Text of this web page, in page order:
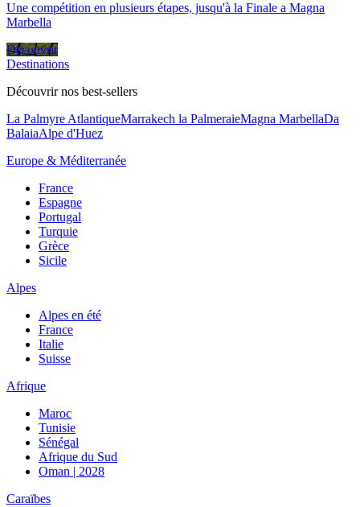
Une compétition en plusieurs étapes, jusqu'à la Finale a Magna
Marbella
Découvrir
Destinations
Découvrir nos best-sellers
La Palmyre AtlantiqueMarrakech la PalmeraieMagna MarbellaDa
BalaiaAlpe d'Huez
Europe & Méditerranée
France
Espagne
Portugal
Turquie
Grèce
Sicile
Alpes
Alpes en été
France
Italie
Suisse
Afrique
Maroc
Tunisie
Sénégal
Afrique du Sud
Oman | 2028
Caraïbes